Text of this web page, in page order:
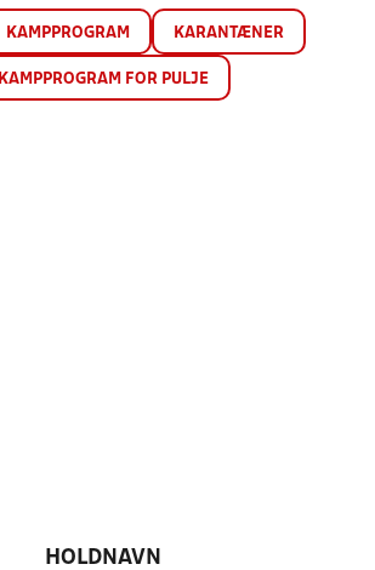
KAMPPROGRAM KARANTÆNER
KAMPPROGRAM FOR PULJE
HOLDNAVN